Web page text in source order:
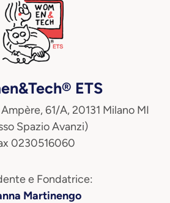
ETS
61/A, 20131 Milano MI
Spazio Avanzi)
0230516060
e Fondatrice:
Martinengo